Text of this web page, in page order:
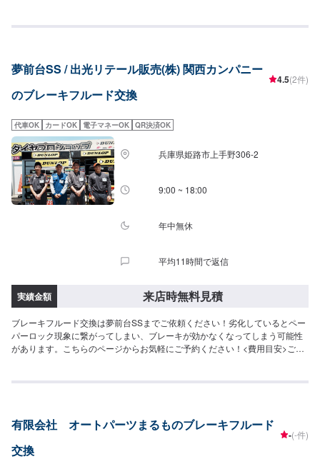
夢前台SS / 出光リテール販売(株) 関西カンパニー
のブレーキフルード交換
4.5(2件)
代車OK カードOK 電子マネーOK QR決済OK
兵庫県姫路市上手野306-2
9:00 ~ 18:00
年中無休
平均11時間で返信
実績金額 来店時無料見積
ブレーキフルード交換は夢前台SSまでご依頼ください！劣化しているとペー
パーロック現象に繋がってしまい、ブレーキが効かなくなってしまう可能性
があります。こちらのページからお気軽にご予約ください！<費用目安>ご来
有限会社 オートパーツまるものブレーキフルード
交換
-(-件)